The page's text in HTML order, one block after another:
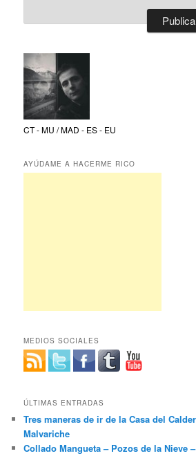
CT - MU / MAD - ES - EU
AYÚDAME A HACERME RICO
MEDIOS SOCIALES
ÚLTIMAS ENTRADAS
Tres maneras de ir de la Casa del
Malvariche
Collado Mangueta – Pozos de la Nieve